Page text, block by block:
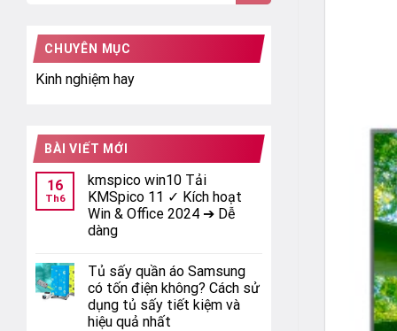
CHUYÊN MỤC
Kinh nghiệm hay
BÀI VIẾT MỚI
16
Th6
kmspico win10 Tải
KMSpico 11 ✓ Kích hoạt
Win & Office 2024 ➔ Dễ
dàng
Tủ sấy quần áo Samsung
có tốn điện không? Cách sử
dụng tủ sấy tiết kiệm và
hiệu quả nhất